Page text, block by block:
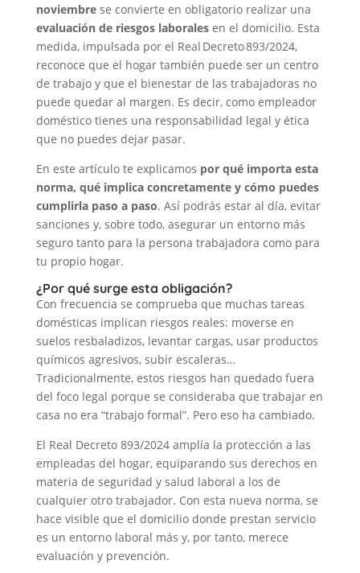
noviembrese convierte en obligatorio realizar una
evaluación de riesgos laboralesen el domicilio. Esta
medida, impulsada por el Real Decreto 893/2024,
reconoce que el hogar también puede ser un centro
de trabajo y que el bienestar de las trabajadoras no
puede quedar al margen. Es decir, como empleador
doméstico tienes una responsabilidad legal y ética
que no puedes dejar pasar.
En este artículo te explicamos por qué importa esta
norma, qué implica concretamente y cómo puedes
cumplirla paso a paso. Así podrás estar al día, evitar
sanciones y, sobre todo, asegurar un entorno más
seguro tanto para la persona trabajadora como para
tu propio hogar.
¿Por qué surge esta obligación?
Con frecuencia se comprueba que muchas tareas
domésticas implican riesgos reales: moverse en
suelos resbaladizos, levantar cargas, usar productos
químicos agresivos, subir escaleras…
Tradicionalmente, estos riesgos han quedado fuera
del foco legal porque se consideraba que trabajar en
casa no era “trabajo formal”. Pero eso ha cambiado.
El Real Decreto 893/2024 amplía la protección a las
empleadas del hogar, equiparando sus derechos en
materia de seguridad y salud laboral a los de
cualquier otro trabajador. Con esta nueva norma, se
hace visible que el domicilio donde prestan servicio
es un entorno laboral más y, por tanto, merece
evaluación y prevención.